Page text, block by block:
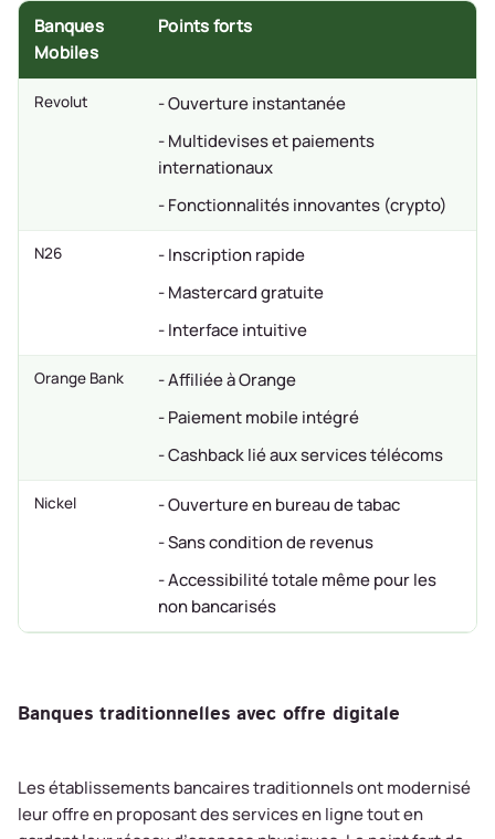
Banques
Mobiles
Points forts
Revolut
- Ouverture instantanée
- Multidevises et paiements
internationaux
- Fonctionnalités innovantes (crypto)
N26
- Inscription rapide
- Mastercard gratuite
- Interface intuitive
Orange Bank
- Affiliée à Orange
- Paiement mobile intégré
- Cashback lié aux services télécoms
Nickel
- Ouverture en bureau de tabac
- Sans condition de revenus
- Accessibilité totale même pour les
non bancarisés
Banques traditionnelles avec offre digitale
Les établissements bancaires traditionnels ont modernisé
leur offre en proposant des services en ligne tout en